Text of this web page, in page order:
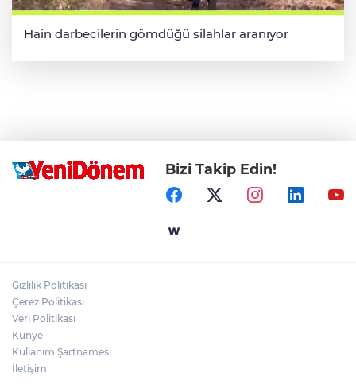
Hain darbecilerin gömdüğü silahlar aranıyor
Bizi Takip Edin!
Gizlilik Politikası
Çerez Politikası
Veri Politikası
Künye
Kullanım Şartnamesi
İletişim